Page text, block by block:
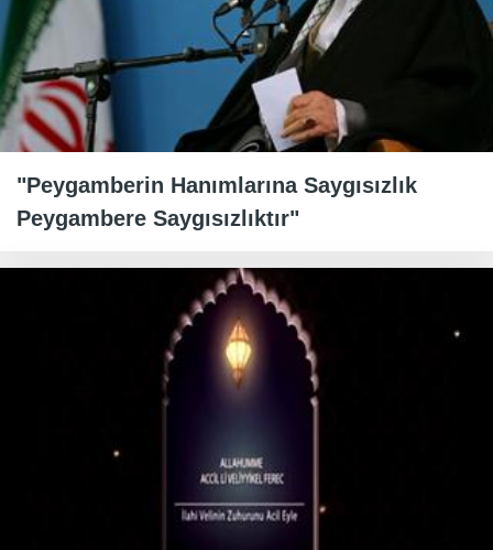
"Peygamberin Hanımlarına Saygısızlık
Peygambere Saygısızlıktır"